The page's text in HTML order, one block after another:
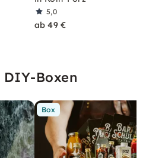
5,0
ab 49 €
DIY-Boxen
Box